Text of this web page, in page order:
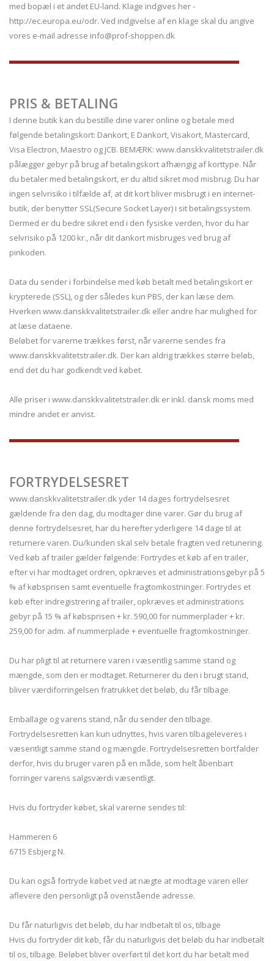
med bopæl i et andet EU-land. Klage indgives her -
http://ec.europa.eu/odr. Ved indgivelse af en klage skal du angive
vores e-mail adresse info@prof-shoppen.dk
PRIS & BETALING
I denne butik kan du bestille dine varer online og betale med
følgende betalingskort: Dankort, E Dankort, Visakort, Mastercard,
Visa Electron, Maestro og JCB. BEMÆRK: www.danskkvalitetstrailer.dk
pålægger gebyr på brug af betalingskort afhængig af korttype. Når
du betaler med betalingskort, er du altid sikret mod misbrug. Du har
ingen selvrisiko i tilfælde af, at dit kort bliver misbrugt i en internet-
butik, der benytter SSL(Secure Socket Layer) i sit betalingssystem.
Dermed er du bedre sikret end i den fysiske verden, hvor du har
selvrisiko på 1200 kr., når dit dankort misbruges ved brug af
pinkoden.
Data du sender i forbindelse med køb betalt med betalingskort er
krypterede (SSL), og der således kun PBS, der kan læse dem.
Hverken www.danskkvalitetstrailer.dk eller andre har mulighed for
at læse dataene.
Beløbet for varerne trækkes først, når varerne sendes fra
www.danskkvalitetstrailer.dk. Der kan aldrig trækkes større beløb,
end det du har godkendt ved købet.
Alle priser i www.danskkvalitetstrailer.dk er inkl. dansk moms med
mindre andet er anvist.
FORTRYDELSESRET
www.danskkvalitetstrailer.dk yder 14 dages fortrydelsesret
gældende fra den dag, du modtager dine varer. Gør du brug af
denne fortrydelsesret, har du herefter yderligere 14 dage til at
returnere varen. Du/kunden skal selv betale fragten ved retunering.
Ved køb af trailer gælder følgende: Fortrydes et køb af en trailer,
efter vi har modtaget ordren, opkræves et administrationsgebyr på 5
% af købsprisen samt eventuelle fragtomkostninger. Fortrydes et
køb efter indregistrering af trailer, opkræves et administrations
gebyr på 15 % af købsprisen + kr. 590,00 for nummerplader + kr.
259,00 for adm. af nummerplade + eventuelle fragtomkostninger.
Du har pligt til at returnere varen i væsentlig samme stand og
mængde, som den er modtaget. Returnerer du den i brugt stand,
bliver værdiforringelsen fratrukket det beløb, du får tilbage.
Emballage og varens stand, når du sender den tilbage.
Fortrydelsesretten kan kun udnyttes, hvis varen tilbageleveres i
væsentligt samme stand og mængde. Fortrydelsesretten bortfalder
derfor, hvis du bruger varen på en måde, som helt åbenbart
forringer varens salgsværdi væsentligt.
Hvis du fortryder købet, skal varerne sendes til:
Hammeren 6
6715 Esbjerg N.
Du kan også fortryde købet ved at nægte at modtage varen eller
aflevere den personligt på ovenstående adresse.
Du får naturligvis det beløb, du har indbetalt til os, tilbage
Hvis du fortryder dit køb, får du naturligvis det beløb du har indbetalt
til os, tilbage. Beløbet bliver overført til det kort du har betalt med